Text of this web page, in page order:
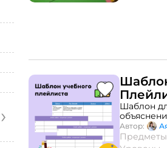
›
Шаблон
и для
ученики
Автор: